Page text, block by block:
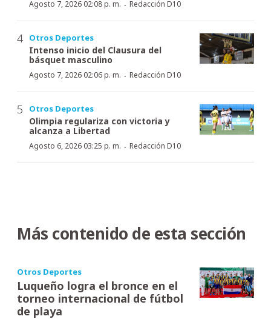
Agosto 7, 2026 02:08 p. m. · Redacción D10
Otros Deportes
Intenso inicio del Clausura del
básquet masculino
Agosto 7, 2026 02:06 p. m. · Redacción D10
Otros Deportes
Olimpia regulariza con victoria y
alcanza a Libertad
Agosto 6, 2026 03:25 p. m. · Redacción D10
Más contenido de esta sección
Otros Deportes
Luqueño logra el bronce en el
torneo internacional de fútbol
de playa